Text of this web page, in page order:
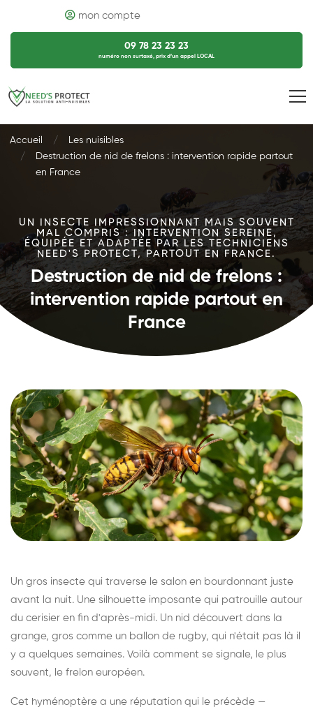
mon compte
09 78 23 23 23
numéro non surtaxé, prix d’un appel LOCAL
Accueil
Les nuisibles
Destruction de nid de frelons : intervention rapide partout
en France
UN INSECTE IMPRESSIONNANT MAIS SOUVENT
MAL COMPRIS : INTERVENTION SEREINE,
ÉQUIPÉE ET ADAPTÉE PAR LES TECHNICIENS
NEED'S PROTECT, PARTOUT EN FRANCE.
Destruction de nid de frelons :
intervention rapide partout en
France
Un gros insecte qui traverse le salon en bourdonnant juste
avant la nuit. Une silhouette imposante qui patrouille autour
du cerisier en fin d'après-midi. Un nid découvert dans la
grange, gros comme un ballon de rugby, qui n'était pas là il
y a quelques semaines. Voilà comment se signale, le plus
souvent, le frelon européen.
Cet hyménoptère a une réputation qui le précède —